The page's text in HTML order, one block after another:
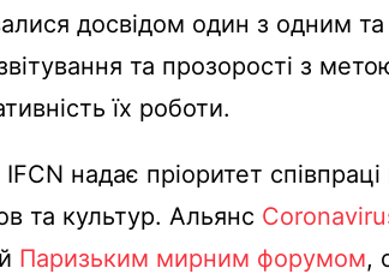
досвідом один з одним
та прозорості з
їх роботи.
надає пріоритет
та культур. Альянс
Паризьким мирним форумом,